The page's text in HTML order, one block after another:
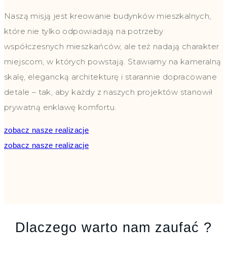
Naszą misją jest kreowanie budynków mieszkalnych,
które nie tylko odpowiadają na potrzeby
współczesnych mieszkańców, ale też nadają charakter
miejscom, w których powstają. Stawiamy na kameralną
skalę, elegancką architekturę i starannie dopracowane
detale – tak, aby każdy z naszych projektów stanowił
prywatną enklawę komfortu.
zobacz nasze realizacje
zobacz nasze realizacje
Dlaczego warto nam zaufać ?